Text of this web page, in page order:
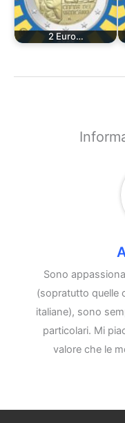
2 Euro…
Sono
(sopratutto quelle
italiane), sono
particolari. Mi
valore che le